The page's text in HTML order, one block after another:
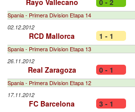
Rayo Vallecano 0 - 2
Spania - Primera Division Etapa 14
02.12.2012
RCD Mallorca 1 - 1
Spania - Primera Division Etapa 13
26.11.2012
Real Zaragoza 0 - 1
Spania - Primera Division Etapa 12
17.11.2012
FC Barcelona 3 - 1